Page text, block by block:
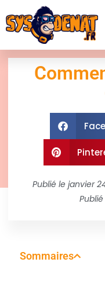
Publié le janvier
Sommaires